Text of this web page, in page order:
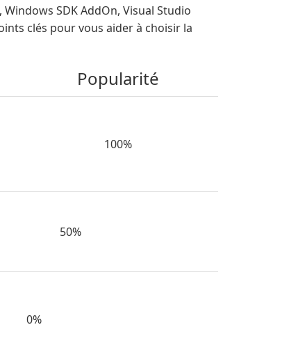
SDK AddOn, Visual Studio
clés pour vous aider à choisir la
Popularité
100%
50%
0%